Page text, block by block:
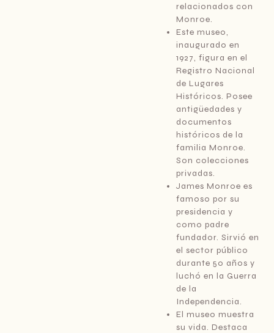
relacionados con
Monroe.
Este museo,
inaugurado en
1927, figura en el
Registro Nacional
de Lugares
Históricos. Posee
antigüedades y
documentos
históricos de la
familia Monroe.
Son colecciones
privadas.
James Monroe es
famoso por su
presidencia y
como padre
fundador. Sirvió en
el sector público
durante 50 años y
luchó en la Guerra
de la
Independencia.
El museo muestra
su vida. Destaca